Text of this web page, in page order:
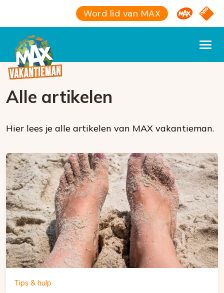
Word lid van MAX Omroep
NPO
Alle artikelen
Hier lees je alle artikelen van MAX vakantieman.
Tips & hulp